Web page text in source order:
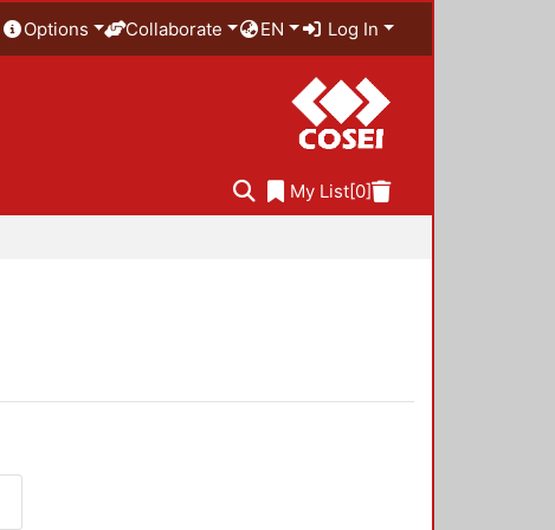
Options Collaborate EN Log In
My List[0]